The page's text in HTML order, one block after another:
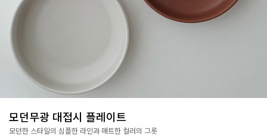
모던무광 대접시 플레이트
모던한 스타일의 심플한 라인과 매트한 컬러의 그릇